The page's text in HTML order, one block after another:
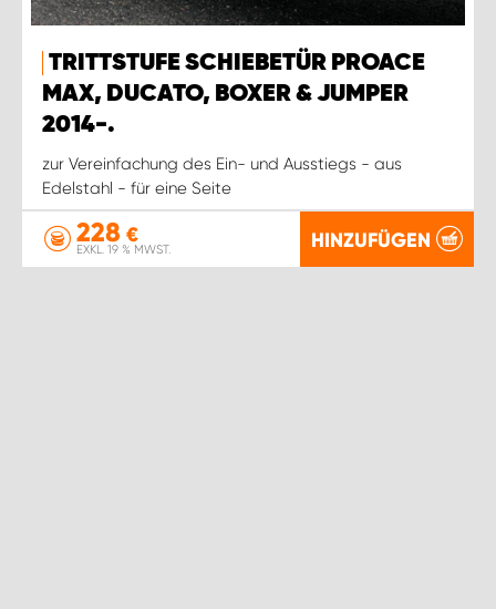
TRITTSTUFE SCHIEBETÜR PROACE
MAX, DUCATO, BOXER & JUMPER
2014-.
zur Vereinfachung des Ein- und Ausstiegs - aus
Edelstahl - für eine Seite
228 €
EXKL. 19 % MWST. HINZUFÜGEN
WORK SYSTEM ROSTOCK
WORK SYSTEM STUTTGART